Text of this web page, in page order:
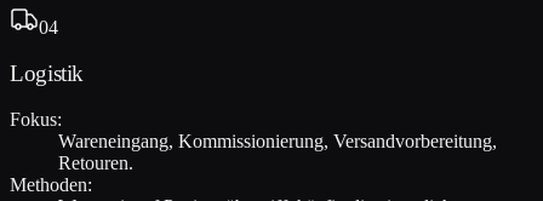
04
Logistik
Fokus:
Wareneingang, Kommissionierung, Versandvorbereitung,
Retouren.
Methoden: